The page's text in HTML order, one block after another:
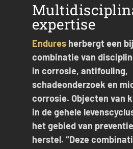
expertise
Enduresherbergt een
combinatie van
in corrosie, antifouling,
schadeonderzoek en
corrosie. Objecten van
in de gehele
het gebied van
herstel. “Deze